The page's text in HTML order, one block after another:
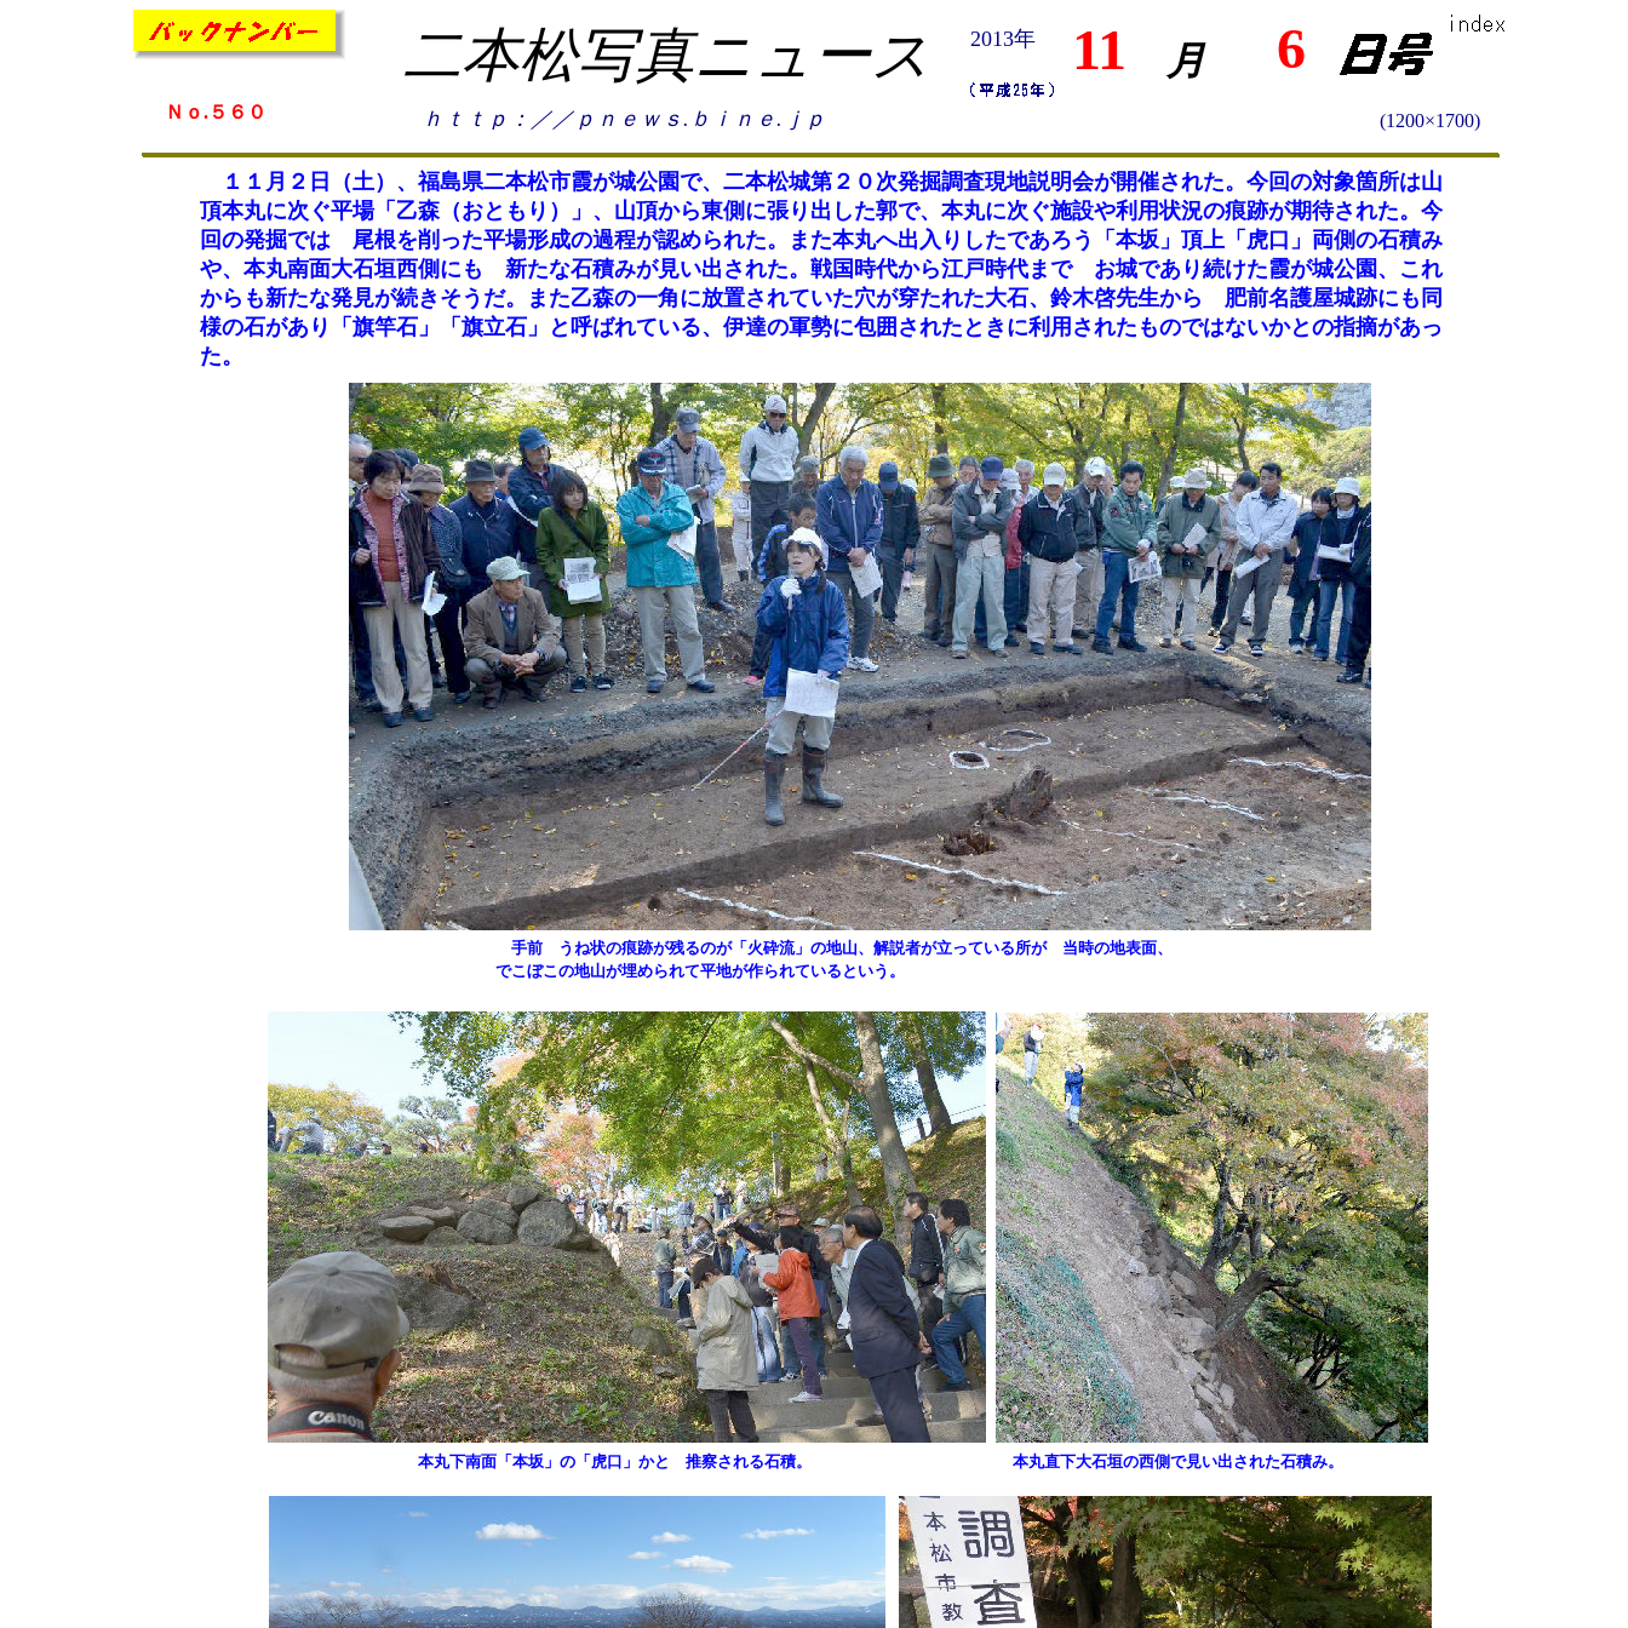
6
11
二本松写真ニュース 2013年 月
Ｎｏ.５６０ ｈｔｔｐ：／／ｐｎｅｗｓ.ｂｉｎｅ.ｊｐ (1200×1700)
１１月２日（土）、福島県二本松市霞が城公園で、二本松城第２０次発掘調査現地説明会が開催された。今回の対象箇所は山
頂本丸に次ぐ平場「乙森（おともり）」、山頂から東側に張り出した郭で、本丸に次ぐ施設や利用状況の痕跡が期待された。今
回の発掘では 尾根を削った平場形成の過程が認められた。また本丸へ出入りしたであろう「本坂」頂上「虎口」両側の石積み
や、本丸南面大石垣西側にも 新たな石積みが見い出された。戦国時代から江戸時代まで お城であり続けた霞が城公園、これ
からも新たな発見が続きそうだ。また乙森の一角に放置されていた穴が穿たれた大石、鈴木啓先生から 肥前名護屋城跡にも同
様の石があり「旗竿石」「旗立石」と呼ばれている、伊達の軍勢に包囲されたときに利用されたものではないかとの指摘があっ
た。
手前 うね状の痕跡が残るのが「火砕流」の地山、解説者が立っている所が 当時の地表面、
でこぼこの地山が埋められて平地が作られているという。
本丸下南面「本坂」の「虎口」かと 推察される石積。 本丸直下大石垣の西側で見い出された石積み。